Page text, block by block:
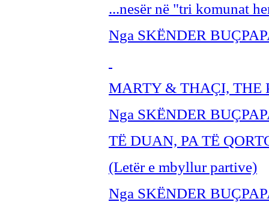
...nesër në "tri komunat
Nga SKËNDER BU
MARTY & THAÇI, THE
Nga SKËNDER BU
TË DUAN, PA TË
(Letër e mbyllur partive)
Nga SKËNDER BU